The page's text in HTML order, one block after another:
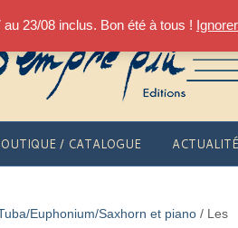
23/08 inclus. Bon été à tous ! Ignorer
/ CATALOGUE
Euphonium/Saxhorn et piano / Les